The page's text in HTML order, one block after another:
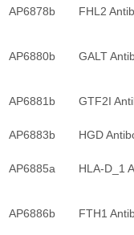
AP6878b FHL2
AP6880b GALT
AP6881b GTF2I
AP6883b HGD
AP6885a HLA-D_1
AP6886b FTH1